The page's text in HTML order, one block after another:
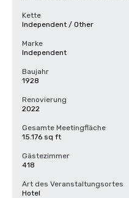
Kette
Independent / Other
Marke
Independent
Baujahr
1928
Renovierung
2022
Gesamte Meetingfläche
15.176 sq ft
Gästezimmer
418
Art des Veranstaltungsortes
Hotel